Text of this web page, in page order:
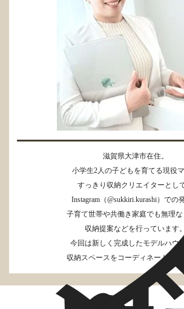
滋賀県大津市在住。
小学生2人の子どもを育てる現役マ
すっきり収納クリエイターとして
Instagram（@sukkiri.kurashi）での
子育て世帯や共働き家庭でも無理な
収納提案などを行っています。
今回は新しく完成したモデルハウ
収納スペースをコーディネートしま